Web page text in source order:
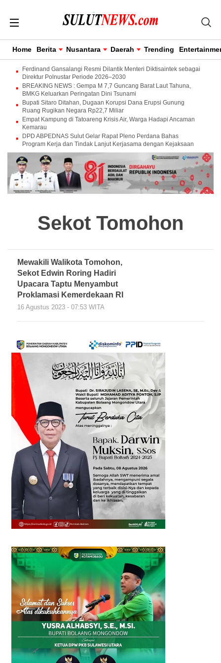
Home Berita Nusantara Daerah Trending
Ferdinand Gansalangi Resmi Dilantik Menteri Diktisaintek sebagai
Direktur Polnustar Periode 2026–2030
BREAKING NEWS : Gempa M 7,7 Guncang Barat Laut Tahuna,
BMKG Keluarkan Peringatan Dini Tsunami
Bupati Sitaro Ditahan, Dugaan Korupsi Dana Erupsi Gunung
Ruang Rugikan Negara Rp22,7 Miliar
Empat Kampung di Tatoareng Krisis Air, Warga Hadapi Ancaman
Kemarau
DPD ABPEDNAS Sulut Gelar Rapat Pleno Perdana Bahas
Program Kerja dan Tindak Lanjut Kerjasama dengan Kejaksaan
Sekot Tomohon
Mewakili Walikota Tomohon,
Sekot Edwin Roring Hadiri
Upacara Taptu Menyambut
Proklamasi Kemerdekaan RI
16 Agustus 2023 - 07:53 WITA